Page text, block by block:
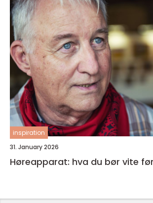
inspiration
31. January 2026
Høreapparat: hva du bør vite